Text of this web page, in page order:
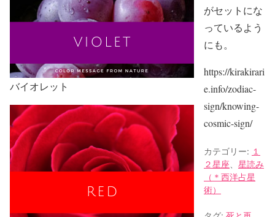
バイオレット
がセットにな
っているよう
にも。
https://kirakirari
e.info/zodiac-
sign/knowing-
cosmic-sign/
カテゴリー: １
２星座
星読み
（＊西洋占星
術）